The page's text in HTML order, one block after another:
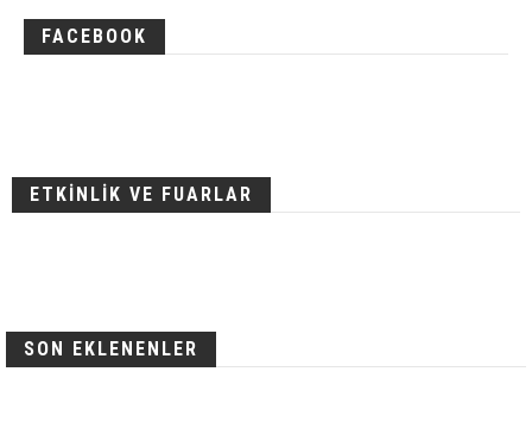
FACEBOOK
ETKİNLİK VE FUARLAR
SON EKLENENLER